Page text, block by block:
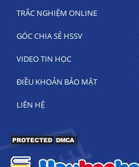
TRẮC NGHIỆM ONLINE
GÓC CHIA SẺ HSSV
VIDEO TIN HỌC
ĐIỀU KHOẢN BẢO MẬT
LIÊN HỆ